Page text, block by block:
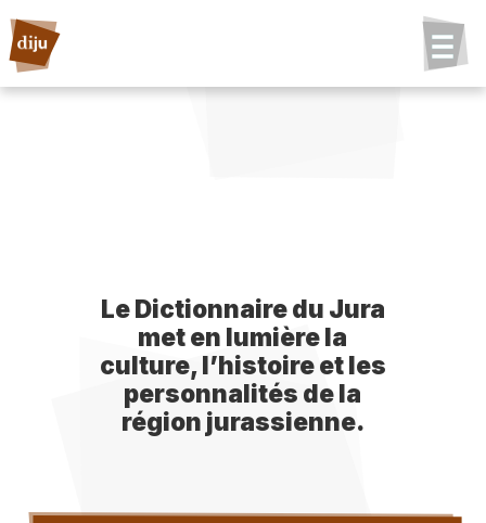
Le Dictionnaire du Jura
met en lumière la
culture, l’histoire et les
personnalités de la
région jurassienne.